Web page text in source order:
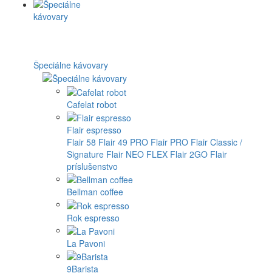
Špeciálne kávovary
Cafelat robot
Flair espresso
Flair 58 Flair 49 PRO Flair PRO Flair Classic /
Signature Flair NEO FLEX Flair 2GO Flair
príslušenstvo
Bellman coffee
Rok espresso
La Pavoni
9Barista